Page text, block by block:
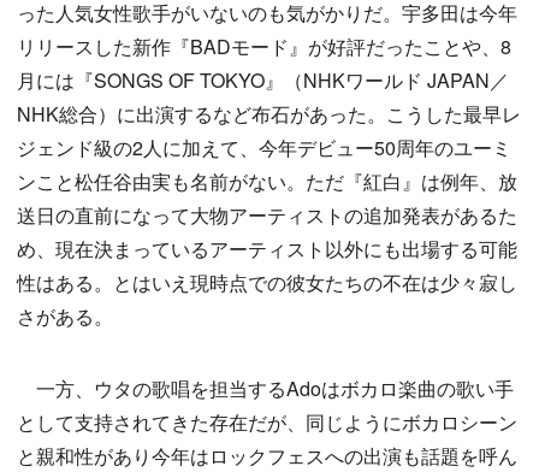
った人気女性歌手がいないのも気がかりだ。宇多田は今年
リリースした新作『BADモード』が好評だったことや、8
月には『SONGS OF TOKYO』（NHKワールド JAPAN／
NHK総合）に出演するなど布石があった。こうした最早レ
ジェンド級の2人に加えて、今年デビュー50周年のユーミ
ンこと松任谷由実も名前がない。ただ『紅白』は例年、放
送日の直前になって大物アーティストの追加発表があるた
め、現在決まっているアーティスト以外にも出場する可能
性はある。とはいえ現時点での彼女たちの不在は少々寂し
さがある。
一方、ウタの歌唱を担当するAdoはボカロ楽曲の歌い手
として支持されてきた存在だが、同じようにボカロシーン
と親和性があり今年はロックフェスへの出演も話題を呼ん